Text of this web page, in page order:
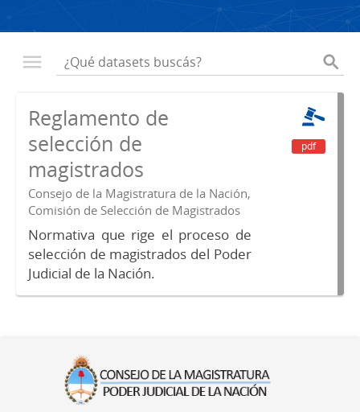
Reglamento de
selección de
magistrados
Consejo de la Magistratura de la Nación,
Comisión de Selección de Magistrados
Normativa que rige el proceso de
selección de magistrados del Poder
Judicial de la Nación.
pdf